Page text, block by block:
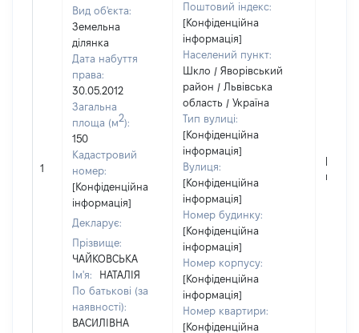
1
Вид об'єкта:
Земельна
ділянка
Дата набуття
права:
30.05.2012
Загальна
площа (м2):
150
Кадастровий
номер:
[Конфіденційна
інформація]
Декларує:
Прізвище:
ЧАЙКОВСЬКА
Ім'я:
НАТАЛІЯ
По батькові (за
наявності):
ВАСИЛІВНА
Поштовий індекс:
[Конфіденційна
інформація]
Населений пункт:
Шкло / Яворівський
район / Львівська
область / Україна
Тип вулиці:
[Конфіденційна
інформація]
Вулиця:
[Конфіденційна
інформація]
Номер будинку:
[Конфіденційна
інформація]
Номер корпусу:
[Конфіденційна
інформація]
Номер квартири:
[Конфіденційна
[Не